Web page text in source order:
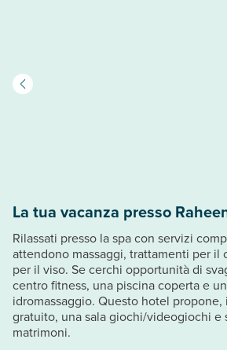
La tua vacanza presso
Rilassati presso la spa con servizi
attendono massaggi, trattamenti per il
per il viso. Se cerchi opportunità di
centro fitness, una piscina coperta e
idromassaggio. Questo hotel
gratuito, una sala giochi/videogiochi e
matrimoni.